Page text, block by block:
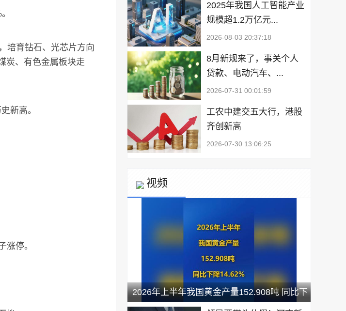
育钻石、光芯片方向
炭、有色金属板块走
新高。
停。
2025年我国人工智能产业
规模超1.2万亿元...
2026-08-03 20:37:18
8月新规来了，事关个人
贷款、电动汽车、...
2026-07-31 00:01:59
工农中建交五大行，港股
齐创新高
2026-07-30 13:06:25
视频
2026年上半年我国黄金产量152.908吨 同比下